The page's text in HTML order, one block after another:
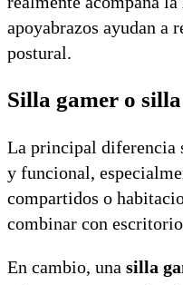
apoyabrazos ayudan a
postural.
Silla gamer o
La principal diferencia
y funcional,
compartidos o
combinar con
En cambio, una silla